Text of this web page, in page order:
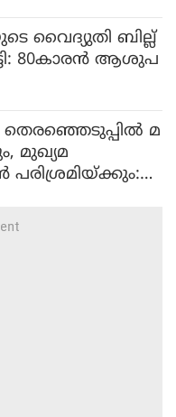
വൈദ്യുതി ബില്ല്
80കാരൻ ആശുപ
തെരഞ്ഞെടുപ്പിൽ മ
മുഖ്യമ
പരിശ്രമിയ്ക്കും: